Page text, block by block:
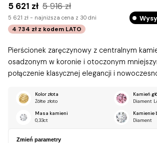
5 621 zł 5 916 zł
5 621 zł - najniższa cena z 30 dni
4 734 zł z kodem LATO
Pierścionek zaręczynowy z centralnym
osadzonym w koronie i otoczonym
połączenie klasycznej elegancji i
Kolor złota
Żółte złoto
Kamień
Diament
Masa kamieni
0,33ct
Kamienie
Diament
Zmień parametry